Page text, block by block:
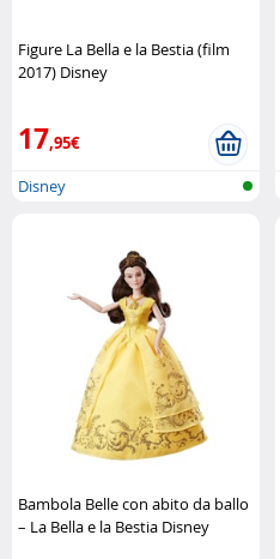
Figure La Bella e la Bestia (film
2017) Disney
17,95€
Disney
Bambola Belle con abito da ballo
– La Bella e la Bestia Disney